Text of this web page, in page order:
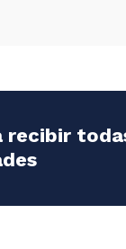
recibir